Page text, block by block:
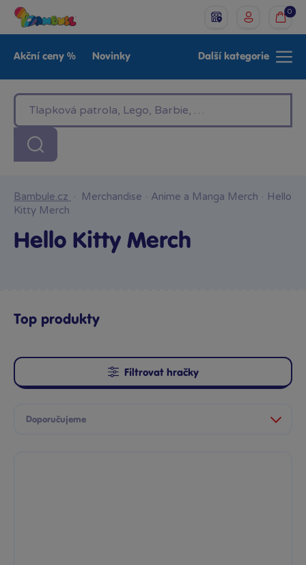
0
Akční ceny % Novinky
LEGO®
Baby Značky
Další kategorie
Bambule.cz · Merchandise · Anime a Manga Merch · Hello
Kitty Merch
Hello Kitty Merch
Top produkty
Filtrovat hračky